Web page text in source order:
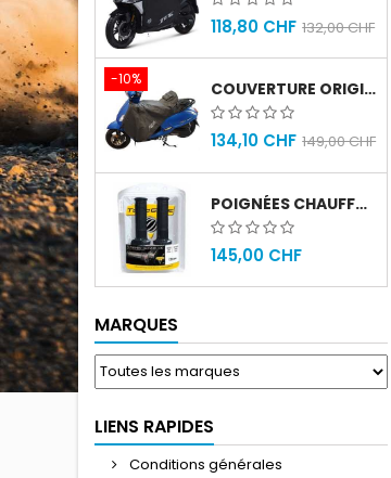
118,80 CHF 132,00 CHF
-10% COUVERTURE ORIGINAL SYM FIDDLE 4
134,10 CHF 149,00 CHF
POIGNÉES CHAUFFANTES GOLD PREMIUM 120MM
145,00 CHF
MARQUES
LIENS RAPIDES
Conditions générales